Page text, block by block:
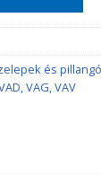
és
VAG, VAV